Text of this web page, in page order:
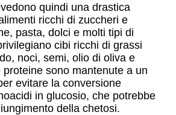
quindi una drastica
ricchi di zuccheri e
pasta, dolci e molti tipi di
cibi ricchi di grassi
noci, semi, olio di oliva e
sono mantenute a un
evitare la conversione
in glucosio, che potrebbe
della chetosi.